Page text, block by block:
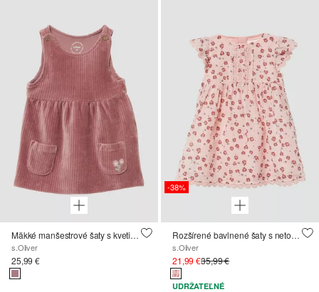
Mäkké manšestrové šaty s kvetinovou výšivkou
s.Oliver
25,99 €
-38%
Rozšírené bavlnené šaty s netopierími rukávmi a čipkovanou podsádkou
s.Oliver
21,99 €35,99 €
UDRŽATEĽNÉ